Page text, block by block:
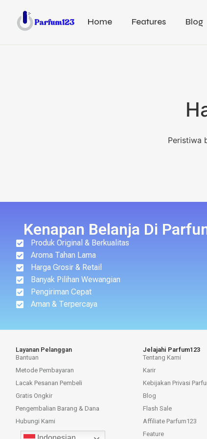
Home Features Blog
Peristiwa
Kenapan Belanja Di
Produk Original & Berkualitas
Aroma Tahan Lama
Harga Grosir & Retail
Banyak Pilihan Wewangian
Pengiriman Cepat
Aman & Terpercaya
Layanan Pelanggan
Bantuan
Metode Pembayaran
Lacak Pesanan Pembeli
Gratis Ongkir
Pengembalian Barang & Dana
Hubungi Kami
Jelajahi Parfum123
Tentang Kami
Karir
Kebijakan Privasi
Blog
Flash Sale
Affiliate Parfum123
Feature